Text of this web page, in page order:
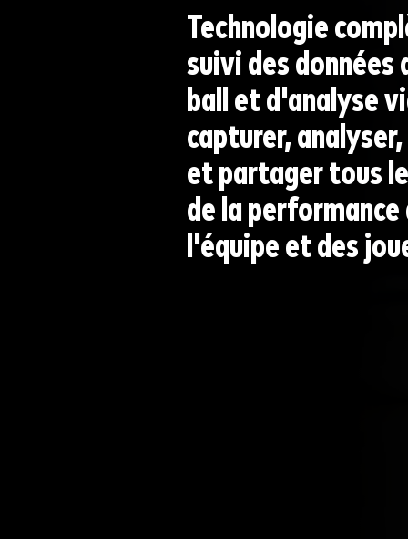
Technologie
suivi des données
ball et d'analyse
capturer,
et partager tous
de la performance
l'équipe et des